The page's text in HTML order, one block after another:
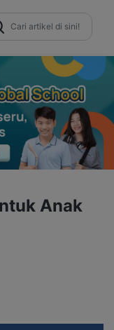
Anak